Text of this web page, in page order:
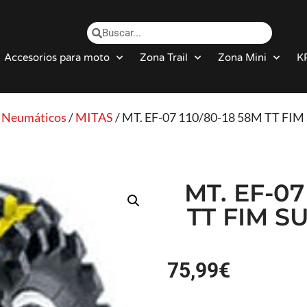
Accesorios para moto Zona Trail Zona Mini
Neumáticos/MITAS/ MT. EF-07 110/80-18 58M TT FIM
MT. EF-
TT FIM
75,99€